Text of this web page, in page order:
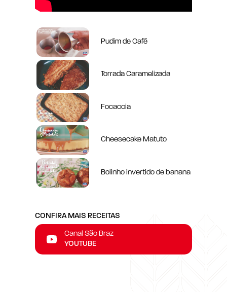
Pudim de Café
Torrada Caramelizada
Focaccia
Cheesecake Matuto
Bolinho invertido de banana
CONFIRA MAIS RECEITAS
Canal São Braz
YOUTUBE